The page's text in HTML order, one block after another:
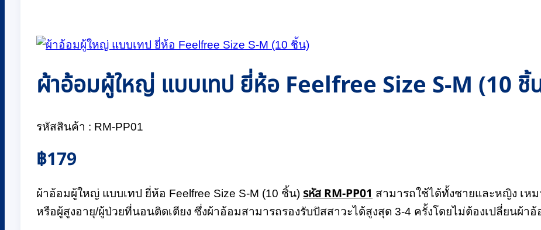
ผ้าอ้อมผู้ใหญ่ แบบเทป ยี่ห้อ Feelfree Size S-M (10 ชิ้
รหัสสินค้า : RM-PP01
฿179
ผ้าอ้อมผู้ใหญ่ แบบเทป ยี่ห้อ Feelfree Size S-M (10 ชิ้น) รหัสRM-PP01 สามารถใช้ได้ทั้งชายและหญิง เห
หรือผู้สูงอายุ/ผู้ป่วยที่นอนติดเตียง ซึ่งผ้าอ้อมสามารถรองรับปัสสาวะได้สูงสุด 3-4 ครั้งโดยไม่ต้องเปลี่ยนผ้าอ้